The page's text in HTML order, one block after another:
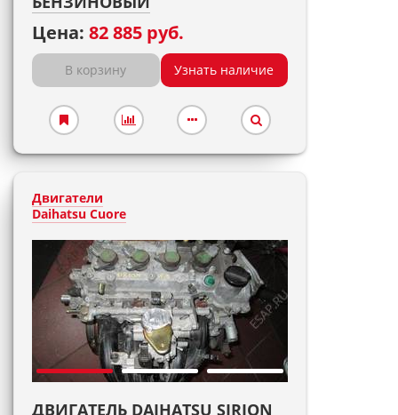
Цена: 82 885 руб.
В корзину Узнать наличие
Двигатели
Daihatsu Cuore
ДВИГАТЕЛЬ DAIHATSU SIRION